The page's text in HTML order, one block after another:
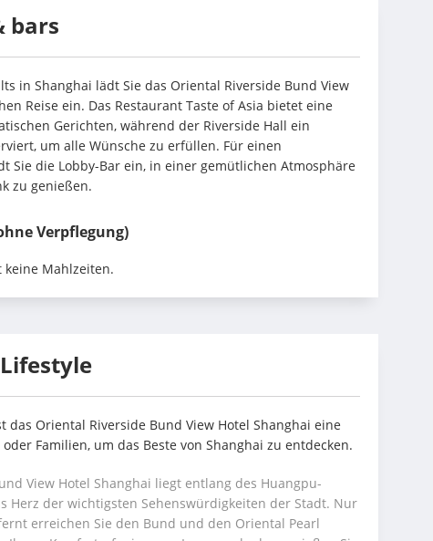
bars
in Shanghai lädt Sie das Oriental Riverside Bund View
Reise ein. Das Restaurant Taste of Asia bietet eine
Gerichten, während der Riverside Hall ein
um alle Wünsche zu erfüllen. Für einen
Sie die Lobby-Bar ein, in einer gemütlichen Atmosphäre
zu genießen.
Verpflegung)
Mahlzeiten.
das Oriental Riverside Bund View Hotel Shanghai eine
Familien, um das Beste von Shanghai zu entdecken.
View Hotel Shanghai liegt entlang des Huangpu-
Herz der wichtigsten Sehenswürdigkeiten der Stadt. Nur
erreichen Sie den Bund und den Oriental Pearl